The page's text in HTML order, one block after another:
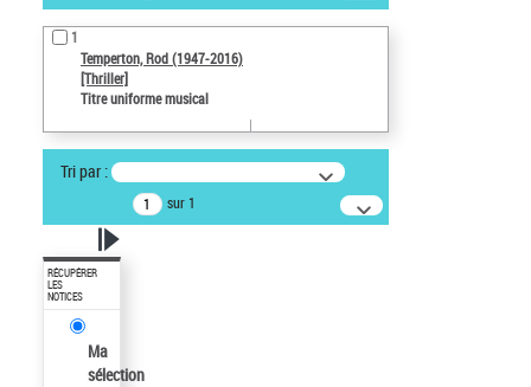
1
Temperton, Rod (1947-2016)
[Thriller]
Titre uniforme musical
Tri par :
sur 1
RÉCUPÉRER
LES
NOTICES
Ma
sélection